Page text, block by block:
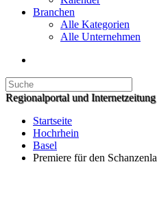
Branchen
Alle Kategorien
Alle Unternehmen
Regionalportal und
Startseite
Hochrhein
Basel
Premiere für den